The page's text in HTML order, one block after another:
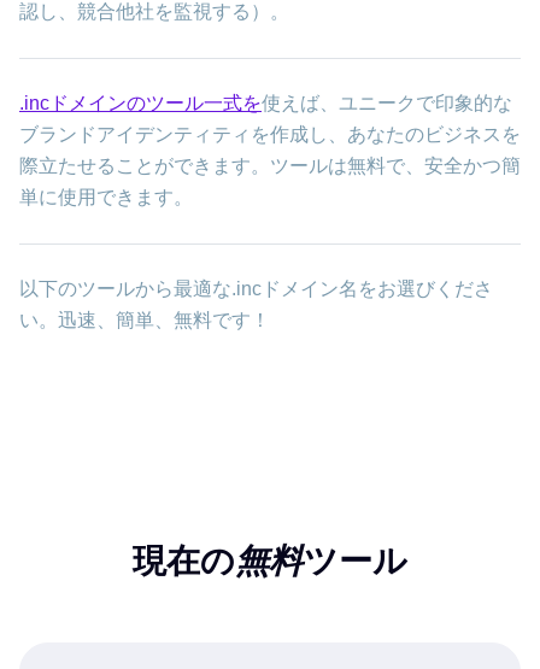
認し、競合他社を監視する）。
.incドメインのツール一式を使えば、ユニークで印象的な
ブランドアイデンティティを作成し、あなたのビジネスを
際立たせることができます。ツールは無料で、安全かつ簡
単に使用できます。
以下のツールから最適な.incドメイン名をお選びくださ
い。迅速、簡単、無料です！
現在の無料ツール